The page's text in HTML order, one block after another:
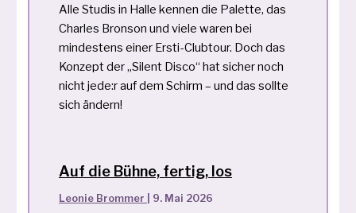
Alle Studis in Halle kennen die Palette, das
Charles Bronson und viele waren bei
mindestens einer Ersti-Clubtour. Doch das
Konzept der „Silent Disco“ hat sicher noch
nicht jede:r auf dem Schirm – und das sollte
sich ändern!
Auf die Bühne, fertig, los
Leonie Brommer 9. Mai 2026